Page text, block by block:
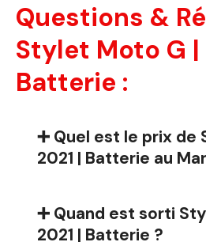
Questions &
Stylet Moto G |
Batterie :
➕ Quel est le prix de
2021 | Batterie au
➕ Quand est sorti
2021 | Batterie ?